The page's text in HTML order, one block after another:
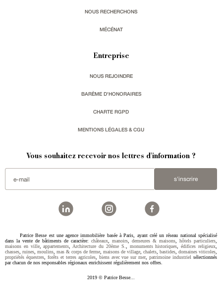
NOUS RECHERCHONS
MÉCÉNAT
Entreprise
NOUS REJOINDRE
BARÈME D'HONORAIRES
CHARTE RGPD
MENTIONS LÉGALES & CGU
Vous souhaitez recevoir nos lettres d'information ?
s'inscrire
Patrice Besse est une agence immobilière basée à Paris, ayant créé un réseau national spécialisé
dans la vente de bâtiments de caractère: châteaux, manoirs, demeures & maisons, hôtels particuliers,
maisons en ville,appartements,Architecture du 20ème S., monuments historiques,édifices religieux,
chasses, ruines, moulins, mas & corps de ferme, maisons de village, chalets, bastides, domaines viticoles,
propriétés équestres, forêts et terres agricoles, biens avec vue sur mer,patrimoine industriel sélectionnés
par chacun de nos responsables régionaux enrichissent régulièrement nos offres.
2019 © Patrice Besse...